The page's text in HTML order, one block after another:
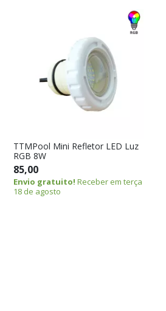
TTMPool Mini Refletor LED Luz
RGB 8W
85,00
Envio gratuito! Receber em terça
18 de agosto